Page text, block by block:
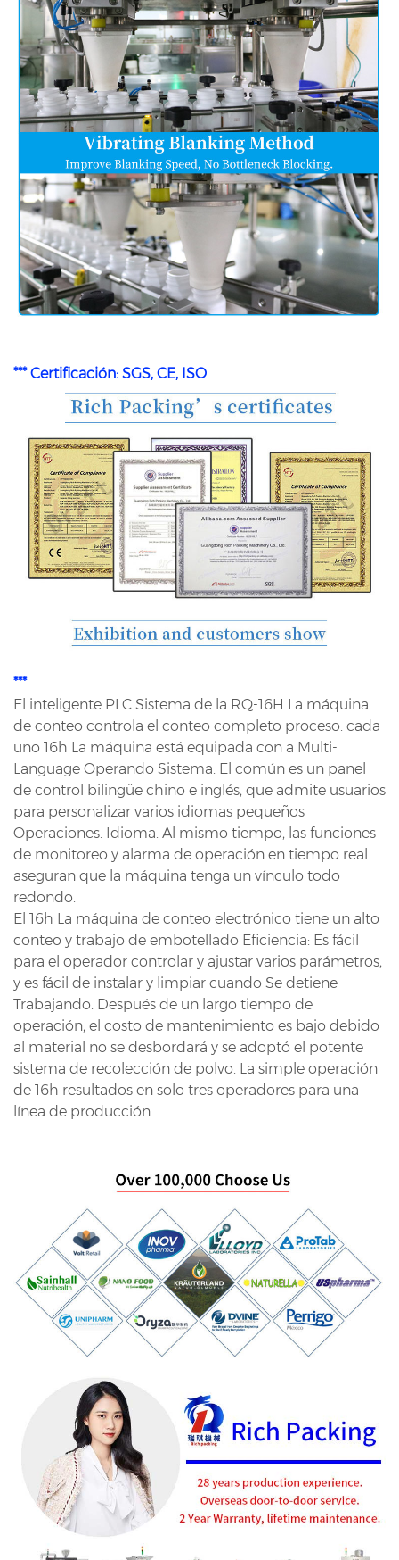
*** Certificación: SGS, CE, ISO
***
El inteligente PLC Sistema de la RQ-16H La máquina
de conteo controla el conteo completo proceso. cada
uno 16h La máquina está equipada con a Multi-
Language Operando Sistema. El común es un panel
de control bilingüe chino e inglés, que admite usuarios
para personalizar varios idiomas pequeños
Operaciones. Idioma. Al mismo tiempo, las funciones
de monitoreo y alarma de operación en tiempo real
aseguran que la máquina tenga un vínculo todo
redondo.
El 16h La máquina de conteo electrónico tiene un alto
conteo y trabajo de embotellado Eficiencia: Es fácil
para el operador controlar y ajustar varios parámetros,
y es fácil de instalar y limpiar cuando Se detiene
Trabajando. Después de un largo tiempo de
operación, el costo de mantenimiento es bajo debido
al material no se desbordará y se adoptó el potente
sistema de recolección de polvo. La simple operación
de 16h resultados en solo tres operadores para una
línea de producción.